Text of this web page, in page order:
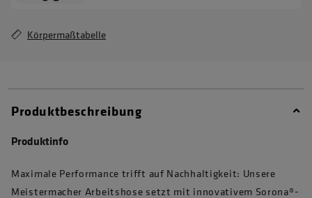
Körpermaßtabelle
Produktbeschreibung
Produktinfo
Maximale Performance trifft auf Nachhaltigkeit: Unsere
Meistermacher Arbeitshose setzt mit innovativem Sorona®-